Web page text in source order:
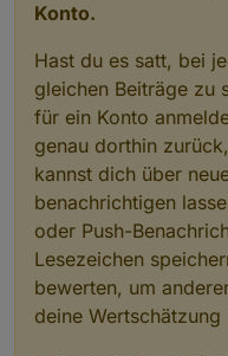
Konto.
Hast du es satt, bei
gleichen Beiträge zu
für ein Konto
genau dorthin
kannst dich über
benachrichtigen
oder Push-
Lesezeichen
bewerten, um
deine Wertschätzung